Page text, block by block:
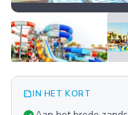
summarizeIN HET KORT